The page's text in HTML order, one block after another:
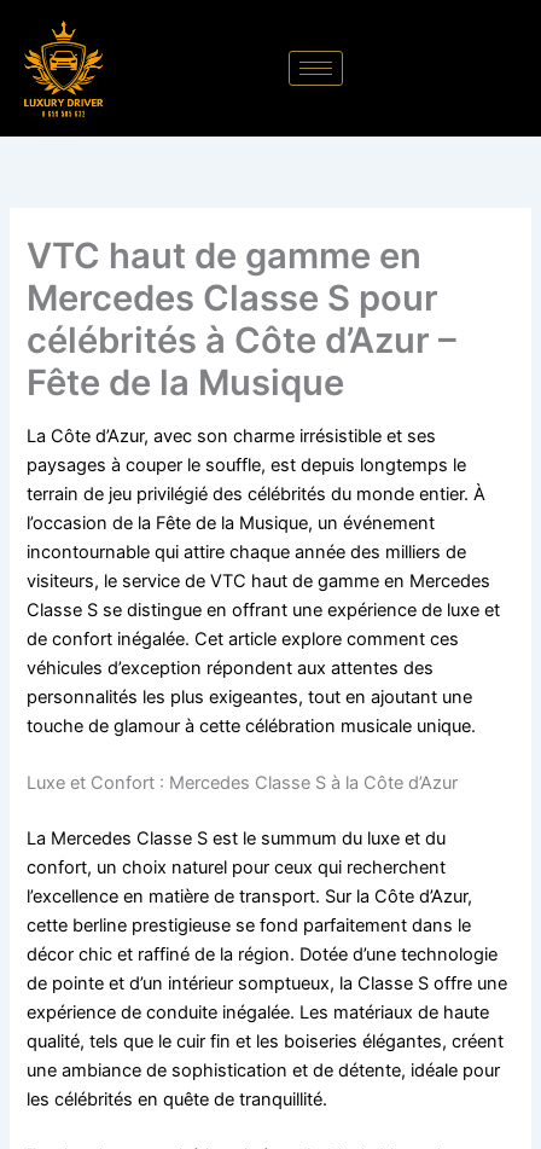
contenu
VTC haut de gamme en
Mercedes Classe S pour
célébrités à Côte d’Azur –
Fête de la Musique
La Côte d’Azur, avec son charme irrésistible et ses
paysages à couper le souffle, est depuis longtemps le
terrain de jeu privilégié des célébrités du monde entier. À
l’occasion de la Fête de la Musique, un événement
incontournable qui attire chaque année des milliers de
visiteurs, le service de VTC haut de gamme en Mercedes
Classe S se distingue en offrant une expérience de luxe et
de confort inégalée. Cet article explore comment ces
véhicules d’exception répondent aux attentes des
personnalités les plus exigeantes, tout en ajoutant une
touche de glamour à cette célébration musicale unique.
Luxe et Confort : Mercedes Classe S à la Côte d’Azur
La Mercedes Classe S est le summum du luxe et du
confort, un choix naturel pour ceux qui recherchent
l’excellence en matière de transport. Sur la Côte d’Azur,
cette berline prestigieuse se fond parfaitement dans le
décor chic et raffiné de la région. Dotée d’une technologie
de pointe et d’un intérieur somptueux, la Classe S offre une
expérience de conduite inégalée. Les matériaux de haute
qualité, tels que le cuir fin et les boiseries élégantes, créent
une ambiance de sophistication et de détente, idéale pour
les célébrités en quête de tranquillité.